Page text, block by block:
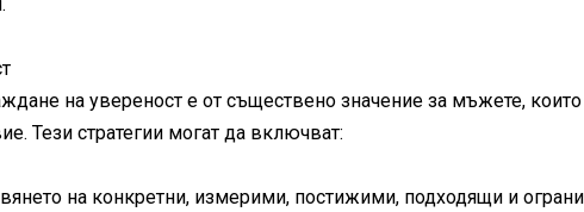
на увереност е от съществено значение за мъжете, които
Тези стратегии могат да включват:
на конкретни, измерими, постижими, подходящи и